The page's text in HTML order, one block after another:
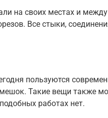
на своих местах и
Все стыки,
пользуются
Такие вещи также
работах нет.